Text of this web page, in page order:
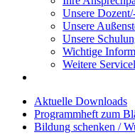
Unsere
Unsere
Unsere
Wichtige
Weitere
Aktuelle Downloads
Programmheft zum
Bildung schenken /